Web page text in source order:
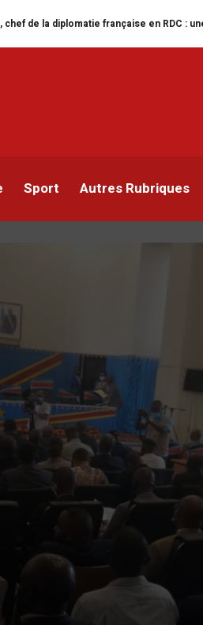
française en RDC : une visite sous
Sport Autres Rubriques
députés